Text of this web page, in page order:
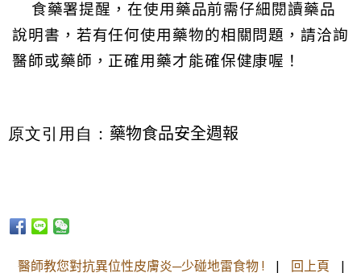
食藥署提醒，在使用藥品前需仔細閱讀藥品
說明書，若有任何使用藥物的相關問題，請洽詢
醫師或藥師，正確用藥才能確保健康喔！
原文引用自： 藥物食品安全週報
醫師教您對抗異位性皮膚炎─少碰地雷食物 ! | 回上頁 |